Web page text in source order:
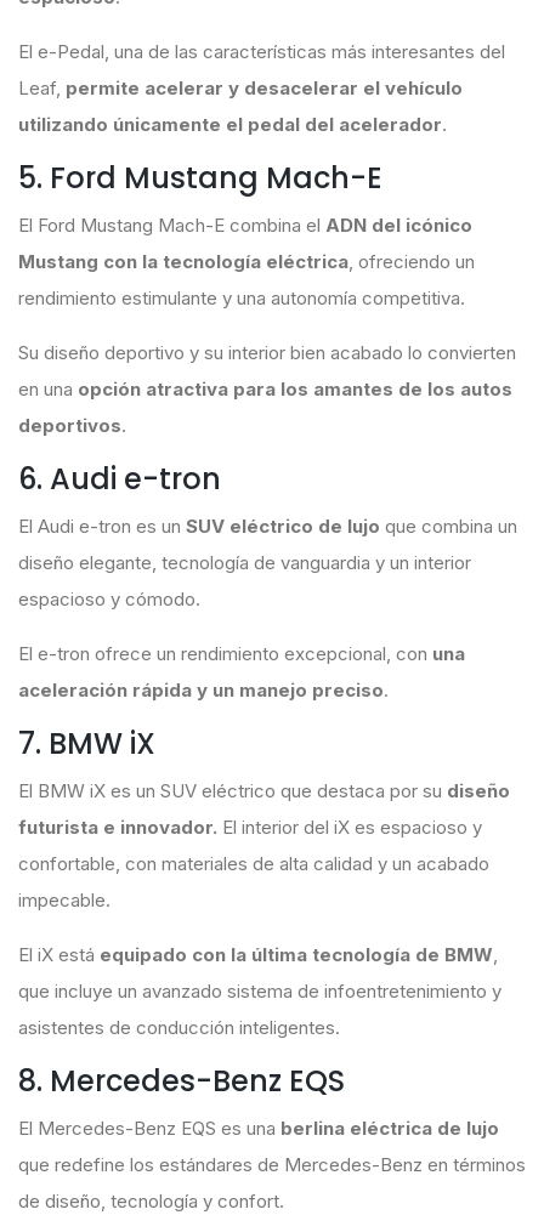
El e-Pedal, una de las características más interesantes del
Leaf, permite acelerar y desacelerar el vehículo
utilizando únicamente el pedal del acelerador.
5. Ford Mustang Mach-E
El Ford Mustang Mach-E combina el ADN del icónico
Mustang con la tecnología eléctrica , ofreciendo un
rendimiento estimulante y una autonomía competitiva.
Su diseño deportivo y su interior bien acabado lo convierten
en una opción atractiva para los amantes de los autos
deportivos.
6. Audi e-tron
El Audi e-tron es un SUV eléctrico de lujo que combina un
diseño elegante, tecnología de vanguardia y un interior
espacioso y cómodo.
El e-tron ofrece un rendimiento excepcional, con una
aceleración rápida y un manejo preciso.
7. BMW iX
El BMW iX es un SUV eléctrico que destaca por su diseño
futurista e innovador. El interior del iX es espacioso y
confortable, con materiales de alta calidad y un acabado
impecable.
El iX está equipado con la última tecnología de BMW
que incluye un avanzado sistema de infoentretenimiento y
asistentes de conducción inteligentes.
8. Mercedes-Benz EQS
El Mercedes-Benz EQS es una berlina eléctrica de lujo
que redefine los estándares de Mercedes-Benz en términos
de diseño, tecnología y confort.